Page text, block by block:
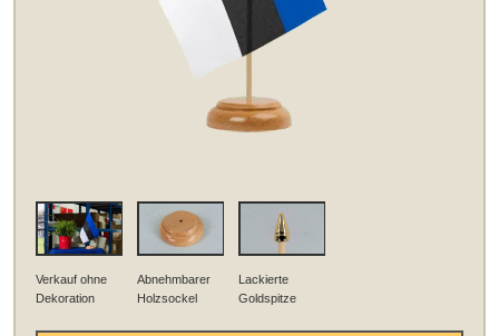
Verkauf ohne
Dekoration
Abnehmbarer
Holzsockel
Lackierte
Goldspitze